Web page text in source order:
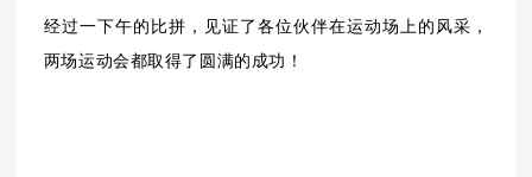
经过一下午的比拼，见证了各位伙伴在运动场上的风采，
两场运动会都取得了圆满的成功！